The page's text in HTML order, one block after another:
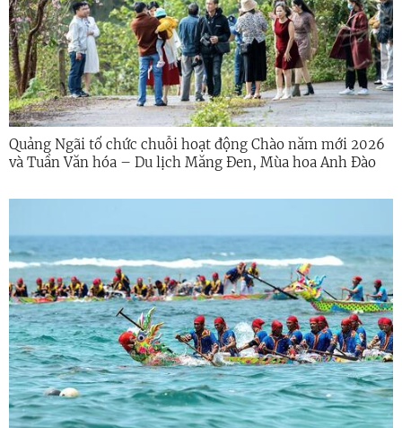
Quảng Ngãi tổ chức chuỗi hoạt động Chào năm mới 2026
và Tuần Văn hóa – Du lịch Măng Đen, Mùa hoa Anh Đào